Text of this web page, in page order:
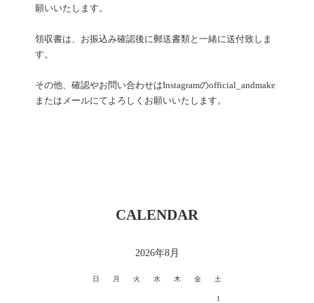
願いいたします。
領収書は、お振込み確認後に郵送書類と一緒に送付致しま
す。
その他、確認やお問い合わせはInstagramのofficial_andmake
またはメールにてよろしくお願いいたします。
CALENDAR
2026年8月
日 月 火 水 木 金 土
1